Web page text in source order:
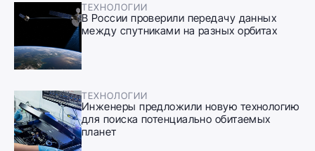
ТЕХНОЛОГИИ
В России проверили передачу данных
между спутниками на разных орбитах
ТЕХНОЛОГИИ
Инженеры предложили новую технологию
для поиска потенциально обитаемых
планет